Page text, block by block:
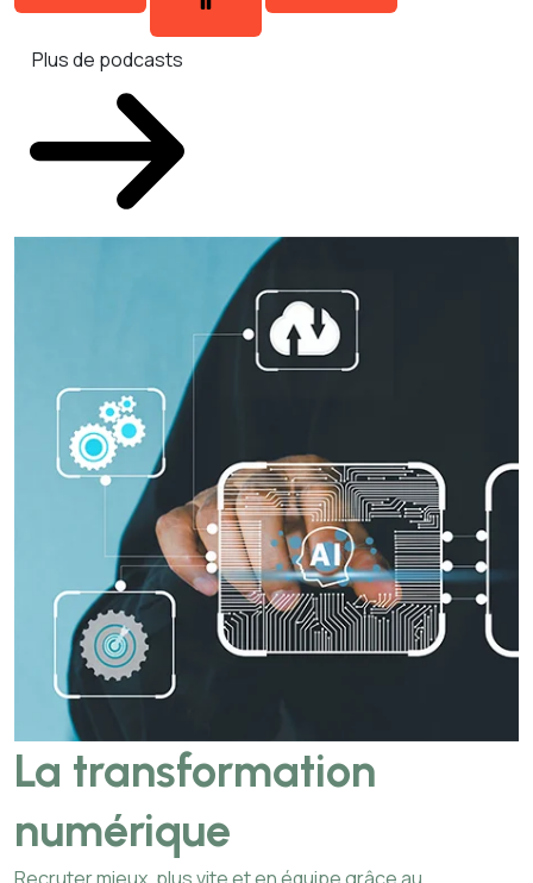
Plus de podcasts
La transformation
numérique